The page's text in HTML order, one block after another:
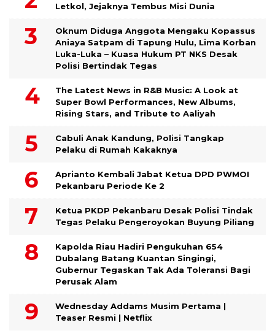
Letkol, Jejaknya Tembus Misi Dunia
Oknum Diduga Anggota Mengaku Kopassus
Aniaya Satpam di Tapung Hulu, Lima Korban
Luka-Luka – Kuasa Hukum PT NKS Desak
Polisi Bertindak Tegas
The Latest News in R&B Music: A Look at
Super Bowl Performances, New Albums,
Rising Stars, and Tribute to Aaliyah
Cabuli Anak Kandung, Polisi Tangkap
Pelaku di Rumah Kakaknya
Aprianto Kembali Jabat Ketua DPD PWMOI
Pekanbaru Periode Ke 2
Ketua PKDP Pekanbaru Desak Polisi Tindak
Tegas Pelaku Pengeroyokan Buyung Piliang
Kapolda Riau Hadiri Pengukuhan 654
Dubalang Batang Kuantan Singingi,
Gubernur Tegaskan Tak Ada Toleransi Bagi
Perusak Alam
Wednesday Addams Musim Pertama |
Teaser Resmi | Netflix